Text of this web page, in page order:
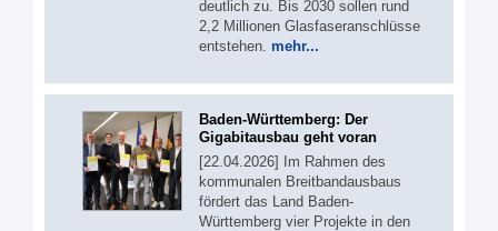
deutlich zu. Bis 2030 sollen rund
2,2 Millionen Glasfaseranschlüsse
entstehen. mehr...
Baden-Württemberg: Der
Gigabitausbau geht voran
[22.04.2026] Im Rahmen des
kommunalen Breitbandausbaus
fördert das Land Baden-
Württemberg vier Projekte in den